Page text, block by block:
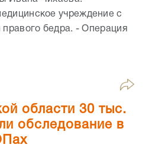
учреждение с
бедра. - Операция
области 30 тыс.
обследование в